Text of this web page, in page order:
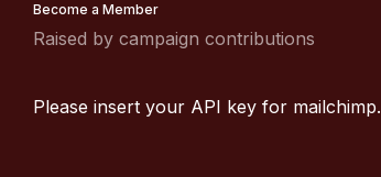
Become a Member
Raised by campaign contributions
Please insert your API key for mailchimp.